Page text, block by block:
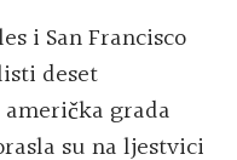
i San Francisco
deset
grada
su na ljestvici